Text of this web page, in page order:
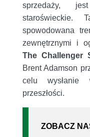
sprzedaży,
staroświeckie.
spowodowana
zewnętrznymi i
The Challenger
Brent Adamson
celu wysłanie
przeszłości.
ZOBACZ